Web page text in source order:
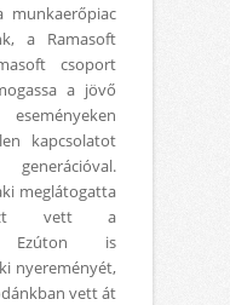
munkaerőpiac
a Ramasoft
csoport
a jövő
kapcsolatot
meglátogatta
vett a
Ezúton is
nyereményét,
vett át